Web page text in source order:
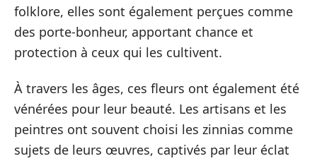
folklore, elles sont également perçues comme
des porte-bonheur, apportant chance et
protection à ceux qui les cultivent.
À travers les âges, ces fleurs ont également été
vénérées pour leur beauté. Les artisans et les
peintres ont souvent choisi les zinnias comme
sujets de leurs œuvres, captivés par leur éclat